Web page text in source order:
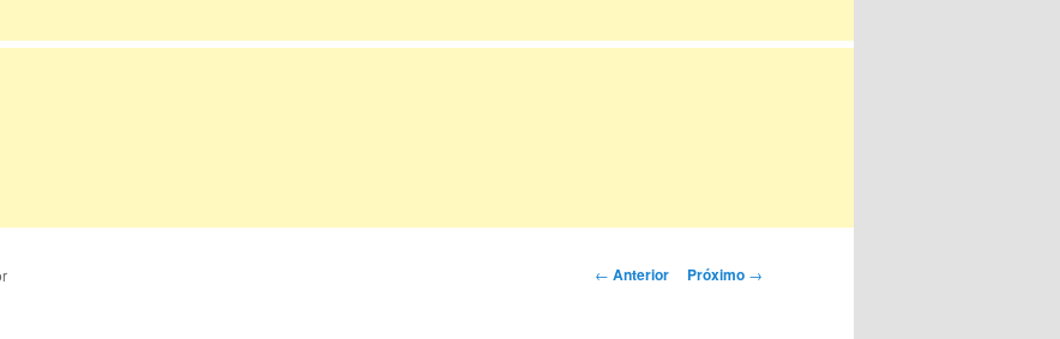
Navegação
← Anterior Próximo →